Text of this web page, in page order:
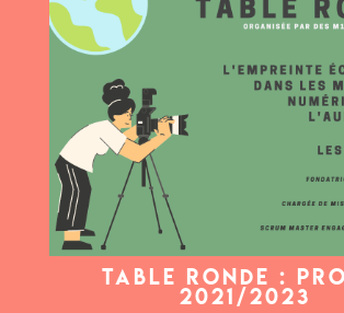
TABLE RONDE :
2021/2023